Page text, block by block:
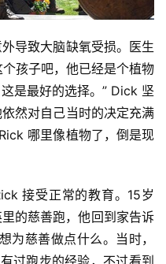
导致大脑缺氧受损。医生
孩子吧，他已经是个植物
是最好的选择。” Dick 坚
然对自己当时的决定充满
哪里像植物了，倒是现
接受正常的教育。15岁
的慈善跑，他回到家告诉
为慈善做点什么。当时，